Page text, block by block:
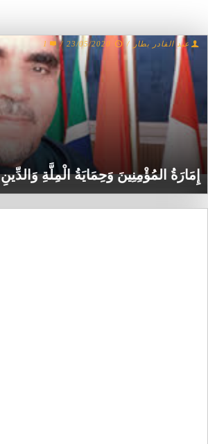
إِمَارَةُ المُؤْمِنِينَ وَحِمَايَةُ الْمِلَّةِ وَالدِّينِ
عبد القادر بطار /
23/05/2020
/
1